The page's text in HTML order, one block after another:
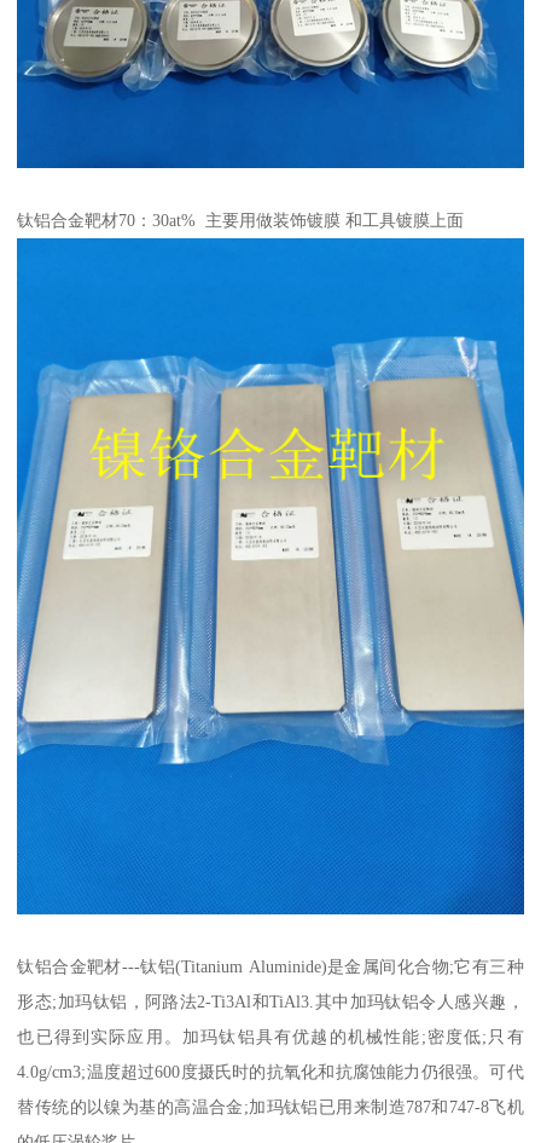
钛铝合金靶材70：30at% 主要用做装饰镀膜 和工具镀膜上面
钛铝合金靶材---钛铝(Titanium Aluminide)是金属间化合物;它有三种
形态;加玛钛铝，阿路法2-Ti3Al和TiAl3.其中加玛钛铝令人感兴趣，
也已得到实际应用。加玛钛铝具有优越的机械性能;密度低;只有
4.0g/cm3;温度超过600度摄氏时的抗氧化和抗腐蚀能力仍很强。可代
替传统的以镍为基的高温合金;加玛钛铝已用来制造787和747-8飞机